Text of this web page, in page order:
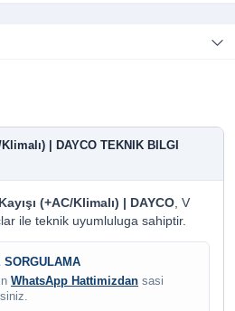
| DAYCO TEKNIK BILGI
(+AC/Klimalı) | DAYCO, V
ile teknik uyumluluga sahiptir.
WhatsApp Hattimizdan sasi